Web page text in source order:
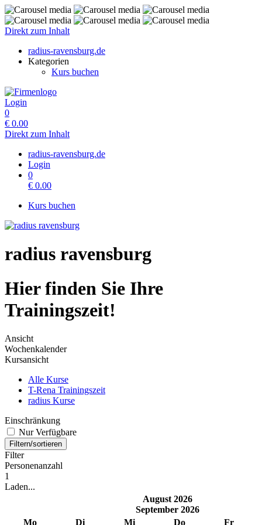
Direkt zum Inhalt
radius-ravensburg.de
Kategorien
Kurs buchen
Login
0
€ 0.00
Direkt zum Inhalt
radius-ravensburg.de
Login
0
€ 0.00
Kurs buchen
radius ravensburg
Hier finden Sie Ihre
Trainingszeit!
Ansicht
Wochenkalender
Kursansicht
Alle Kurse
T-Rena Trainingszeit
radius Kurse
Einschränkung
Nur Verfügbare
Filtern/sortieren
Filter
Personenanzahl
1
Laden...
August 2026
September 2026
Mo
Di
Mi
Do
Fr